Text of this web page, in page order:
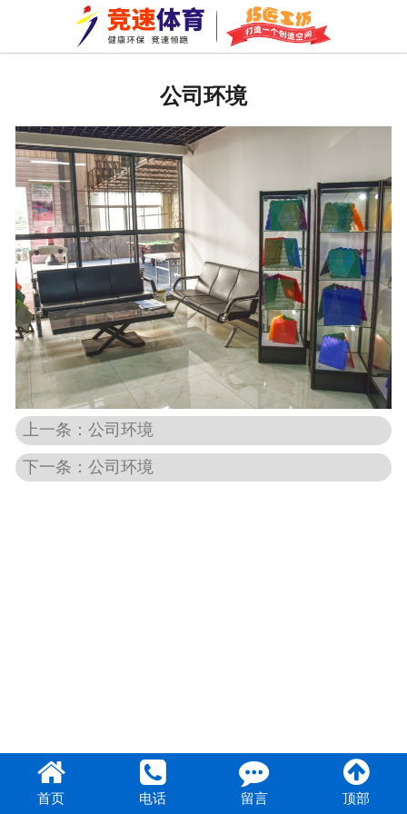
网站首页
新闻资讯
成功案例
资质荣誉
公司环境
车间一角
公司环境
上一条：公司环境
下一条：公司环境
首页 电话 留言 顶部